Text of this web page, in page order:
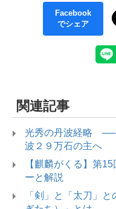
Facebook
でシェア
関連記事
光秀の丹波経略 ──
波２９万石の主へ
【麒麟がくる】第
ーと解説
「剣」と「太刀」